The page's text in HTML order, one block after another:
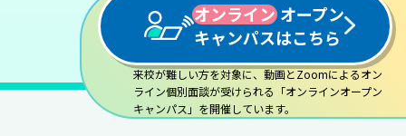
オンライン オープン
キャンパスはこちら
来校が難しい方を対象に、動画とZoomによるオン
ライン個別面談が受けられる「オンラインオープン
キャンパス」を開催しています。